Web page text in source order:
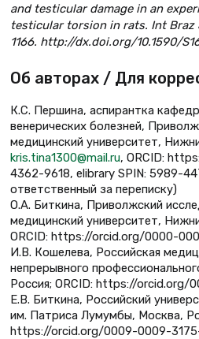
and testicular damage in an
testicular torsion in rats. Int Braz
1166. http://dx.doi.org/10.1590/
Об авторах / Для
К.С. Першина, аспирантка
венерических болезней,
медицинский университет,
kris.tina1300@mail.ru, ORCID:
4362-9618, elibrary SPIN: 5989-
ответственный за переписку)
О.А. Биткина, Приволжский
медицинский университет,
ORCID: https://orcid.org/0000-
И.В. Кошелева, Российская
непрерывного
Россия; ORCID: https://orcid.org/
Е.В. Биткина, Российский
им. Патриса Лумумбы, Москва,
https://orcid.org/0009-0009-